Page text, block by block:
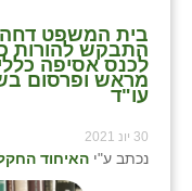
בית המשפט
התבקש להורות
לכנס אסיפה
מראש ופרסום
עו"ד
30 יונ 2021
נכתב ע"י האיחוד